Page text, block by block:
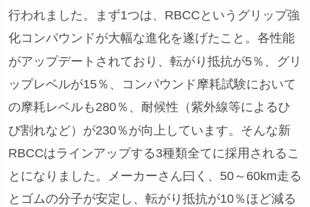
行われました。まず1つは、RBCCというグリップ強
化コンパウンドが大幅な進化を遂げたこと。各性能
がアップデートされており、転がり抵抗が5％、グリ
ップレベルが15％、コンパウンド摩耗試験において
の摩耗レベルも280％、耐候性（紫外線等によるひ
び割れなど）が230％が向上しています。そんな新
RBCCはラインアップする3種類全てに採用されるこ
とになりました。メーカーさん曰く、50～60km走る
とゴムの分子が安定し、転がり抵抗が10％ほど減る